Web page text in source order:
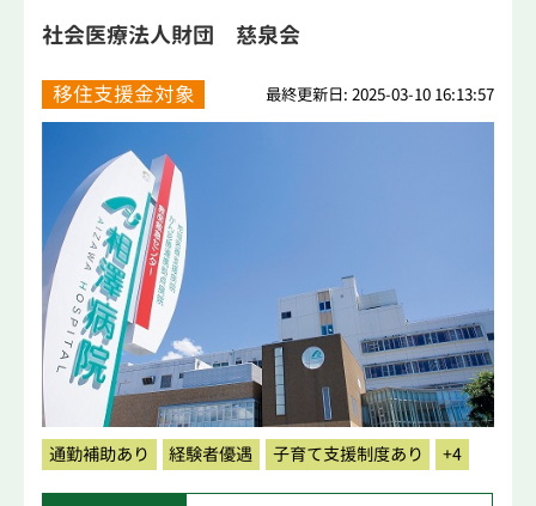
社会医療法人財団 慈泉会
移住支援金対象 最終更新日: 2025-03-10 16:13:57
通勤補助あり 経験者優遇 子育て支援制度あり +4